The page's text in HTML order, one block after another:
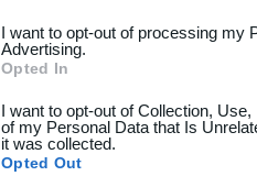
I want to opt-out of processing my
Advertising.
Opted In
I want to opt-out of Collection,
of my Personal Data that Is
it was collected.
Opted Out